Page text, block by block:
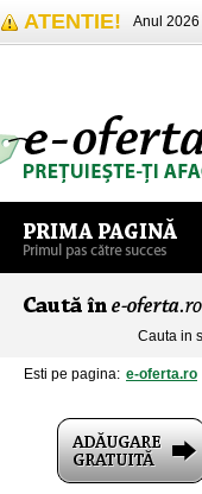
ATENTIE! Anul
Cauta in
Esti pe pagina: e-oferta.ro